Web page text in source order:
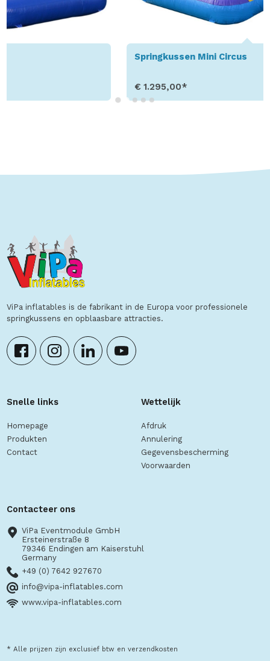
Springkussen Mini Circus
ViPa inflatables is de fabrikant in de Europa voor professionele
springkussens en opblaasbare attracties.
Snelle links
Homepage
Produkten
Contact
Wettelijk
Afdruk
Annulering
Gegevensbescherming
Voorwaarden
Contacteer ons
ViPa Eventmodule GmbH
Ersteinerstraße 8
79346 Endingen am Kaiserstuhl
Germany
+49 (0) 7642 927670
info@vipa-inflatables.com
www.vipa-inflatables.com
* Alle prijzen zijn exclusief btw en verzendkosten